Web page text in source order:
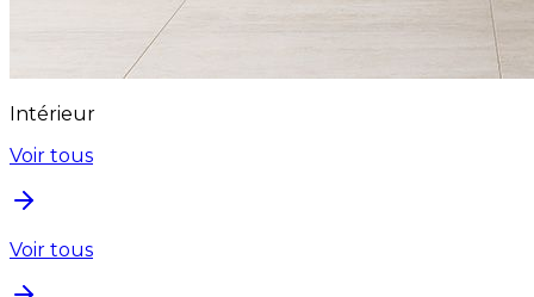
Intérieur
Voir tous
Voir tous